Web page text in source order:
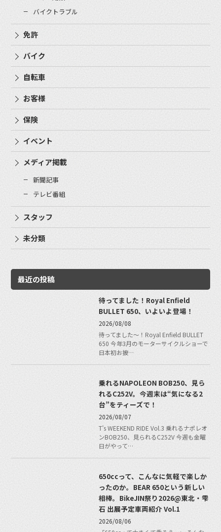
バイクトラブル
免許
バイク
自転車
お客様
保険
イベント
メディア掲載
新聞記事
テレビ番組
スタッフ
未分類
最近の投稿
待ってました！Royal Enfield
BULLET 650、いよいよ登場！
2026/08/08
待ってました〜！Royal Enfield BULLET
650 今年3月のモーターサイクルショーで
日本初お披…
乗れるNAPOLEON BOB250、見ら
れるC252V。今週末は“気になる2
台”をティーズで！
2026/08/07
T's WEEKEND RIDE Vol.3 乗れるナポレオ
ンBOB250、見られるC252V 今週も金曜
日がやって…
650ccって、こんなに気軽で楽しか
ったのか。BEAR 650という新しい
相棒。BikeJIN祭り2026@東北・雫
石 出展予定車両紹介 Vol.1
2026/08/06